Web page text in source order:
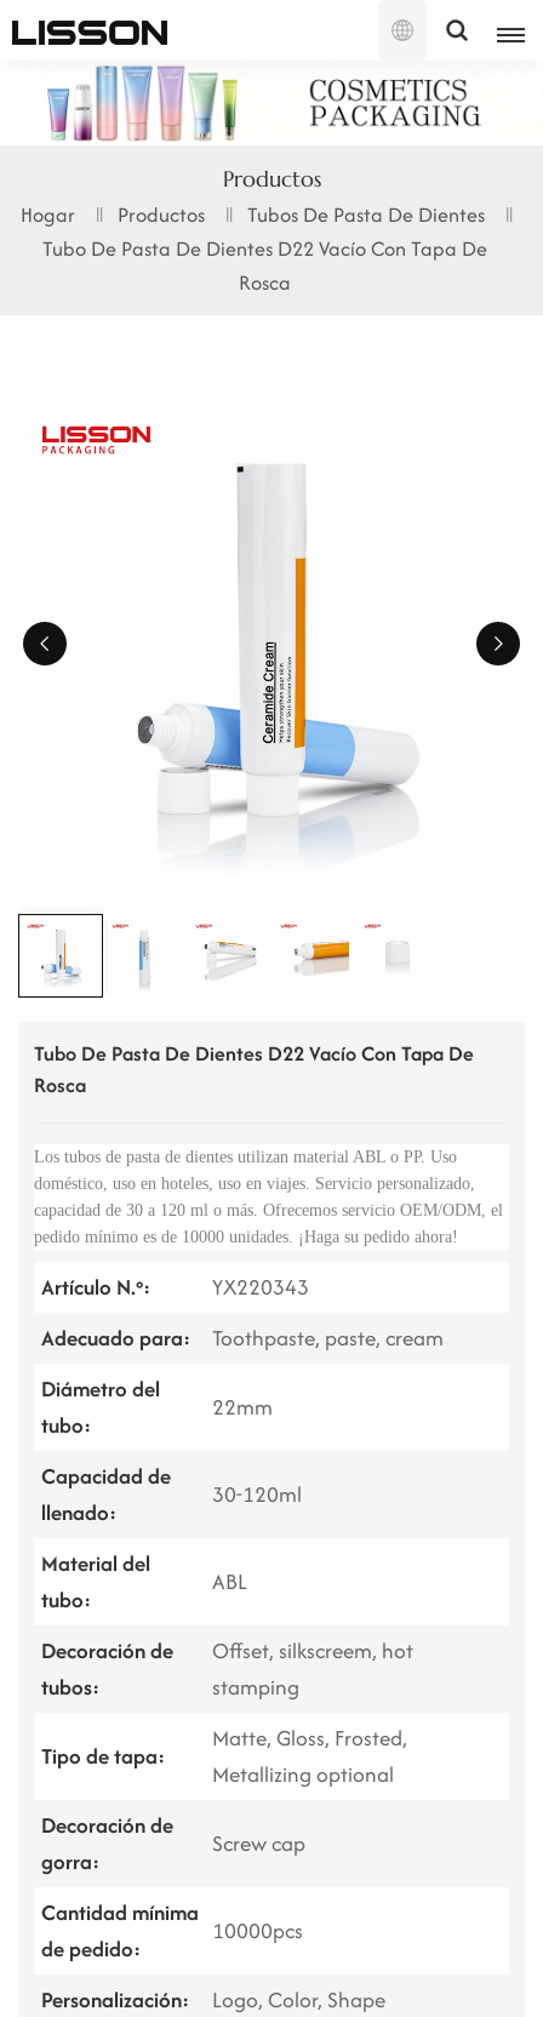
Español
English
français
русский
日本語
Tiếng việt
中文
Productos
Hogar Productos
Tubos De Pasta De Dientes
Tubo De Pasta De Dientes D22 Vacío Con Tapa De
Rosca
Tubo De Pasta De Dientes D22 Vacío Con Tapa De
Rosca
Los tubos de pasta de dientes utilizan material ABL o PP.Uso
doméstico, uso en hoteles, uso en viajes. Servicio personalizado,
capacidad de 30 a 120 ml o más. Ofrecemos servicio OEM/ODM, el
pedido mínimo es de 10000 unidades. ¡Haga su pedido ahora!
Artículo N.º:
YX220343
Adecuado para:
Toothpaste, paste, cream
Diámetro del
tubo:
22mm
Capacidad de
llenado:
30-120ml
Material del
tubo:
ABL
Decoración de
tubos:
Offset, silkscreem, hot
stamping
Tipo de tapa:
Matte, Gloss, Frosted,
Metallizing optional
Decoración de
gorra:
Screw cap
Cantidad mínima
de pedido:
10000pcs
Personalización:
Logo, Color, Shape